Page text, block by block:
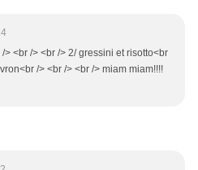
<br /> <br /> 2/ gressini et risotto<br
/> <br /> <br /> miam miam!!!!